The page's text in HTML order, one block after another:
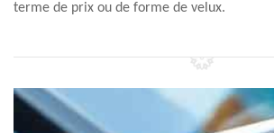
terme de prix ou de forme de velux.